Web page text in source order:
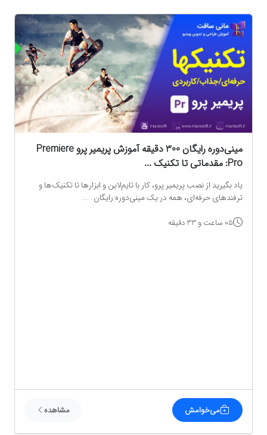
مینی‌دوره رایگان 300 دقیقه آموزش پریمیر پرو Premiere
Pro: مقدماتی تا تکنیک‌ ...
یاد بگیرید از نصب پریمیر پرو، کار با تایم‌لاین و ابزارها تا تکنیک‌ها و
ترفندهای حرفه‌ای، همه در یک مینی‌دوره رایگان. ...
05 ساعت و 33 دقیقه
می‌خوامش مشاهده